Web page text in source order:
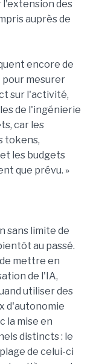
l'extension des
auprès de
encore de
mesurer
sur l'activité,
de l'ingénierie
car les
tokens,
les budgets
que prévu. »
sans limite de
au passé.
mettre en
de l'IA,
utiliser des
d'autonomie
la mise en
distincts : le
de celui-ci